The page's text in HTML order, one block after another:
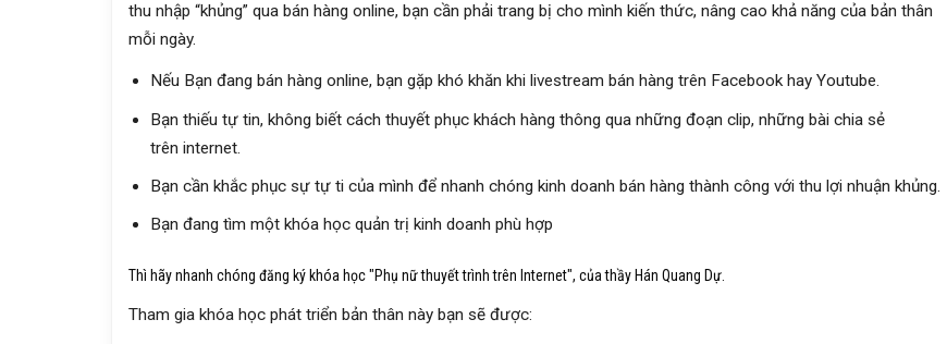
thu nhập “khủng” qua bán hàng online, bạn cần phải trang bị cho mình kiến thức, nâng cao khả năng của bản thân
mỗi ngày.
Nếu Bạn đang bán hàng online, bạn gặp khó khăn khi livestream bán hàng trên Facebook hay Youtube.
Bạn thiếu tự tin, không biết cách thuyết phục khách hàng thông qua những đoạn clip, những bài chia sẻ
trên internet.
Bạn cần khắc phục sự tự ti của mình để nhanh chóng kinh doanh bán hàng thành công với thu lợi nhuận khủng.
Bạn đang tìm một khóa học quản trị kinh doanh phù hợp
Thì hãy nhanh chóng đăng ký khóa học "Phụ nữ thuyết trình trên Internet", của thầy Hán Quang Dự.
Tham gia khóa học phát triển bản thân này bạn sẽ được: